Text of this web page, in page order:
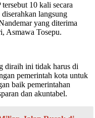
10 kali secara
langsung
yang diterima
Asmawa Tosepu.
diraih ini tidak harus di
pemerintah kota untuk
baik pemerintahan
dan akuntabel.